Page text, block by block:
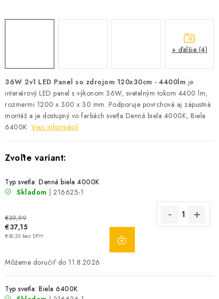
OBCHODNÉ PODMIENKY
O NÁS - MEGALED & JANTON ZÁKAMENNÉ
Reklamácie a formulár na odstúpenie od zmluvy
Obchodné podmienky
Podmienky ochrany osobných údajov
O nás - MEGALED & JANTON Zákamenné
Zľavy pre profíkov
Hodnotenie obchodu Moja objednávka
36W 2v1 LED Panel so zdrojom 120x30cm - 4400lm je
interiérový LED panel s výkonom 36W, svetelným tokom 4400 lm,
rozmermi 1200 x 300 x 30 mm. Podporuje povrchová aj zápustná
montáž a je dostupný vo farbách svetla Denná biela 4000K, Biela
6400K. Viac informácií
Typ svetla: Denná biela 4000K
Skladom
| 216625-1
€39,99
€37,15
€30,20 bez DPH
11.8.2026
Typ svetla: Biela 6400K
+ ďalšie (4)